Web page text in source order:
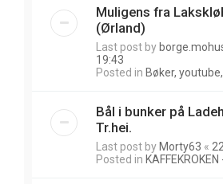
Muligens fra
(Ørland)
Last post by
19:43
Posted in Bøker,
Bål i bunker på
Tr.hei.
Last post by Morty63 «
Posted in